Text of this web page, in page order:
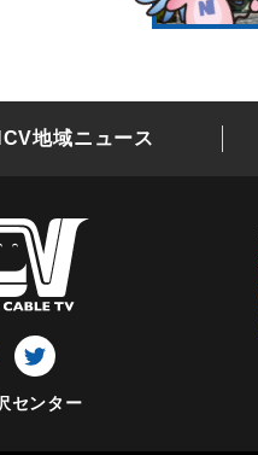
地域ニュース
センター